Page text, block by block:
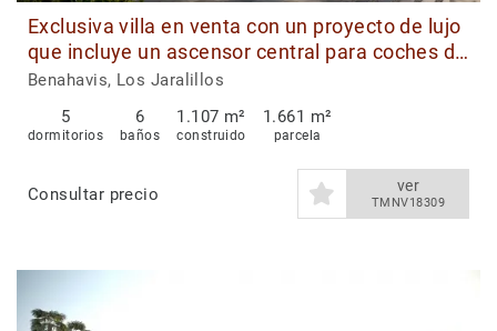
Exclusiva villa en venta con un proyecto de lujo
que incluye un ascensor central para coches de
última generación en Los Jaralillos, Benahavís
Benahavis, Los Jaralillos
5
dormitorios
6
baños
1.107 m²
construido
1.661 m²
parcela
Consultar precio ver
TMNV18309